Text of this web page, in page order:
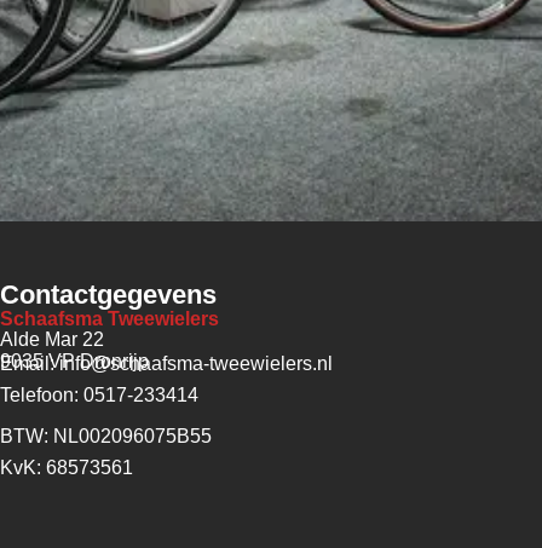
Contactgegevens
Schaafsma Tweewielers
Alde Mar 22
9035 VP Dronrijp
Email: info@schaafsma-tweewielers.nl
Telefoon: 0517-233414
BTW: NL002096075B55
KvK: 68573561